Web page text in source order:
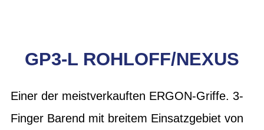
GP3-L ROHLOFF/NEXUS
Einer der meistverkauften ERGON-Griffe. 3-
Finger Barend mit breitem Einsatzgebiet von